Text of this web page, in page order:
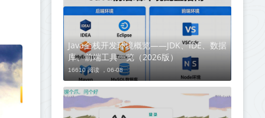
Java全栈开发环境概览——JDK、IDE、数据
库、前端工具一览（2026版）
16610 阅读 ， 06-08